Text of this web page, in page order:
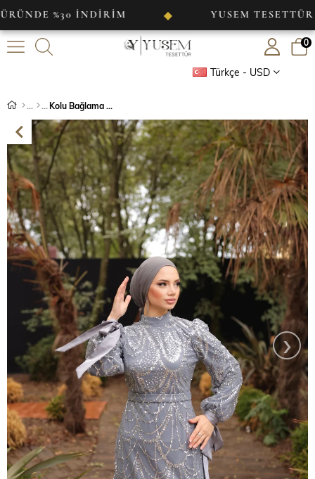
İNDİRİM ◆ YUSEM TESETTÜR ◆
Türkçe - USD
0
Kolu Bağlama Detaylı Abiye Gri
›